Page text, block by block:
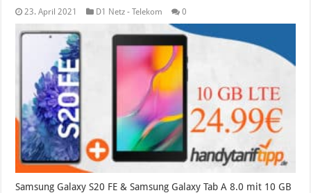
23. April 2021 D1 Netz - Telekom 0
Samsung Galaxy S20 FE & Samsung Galaxy Tab A 8.0 mit 10 GB